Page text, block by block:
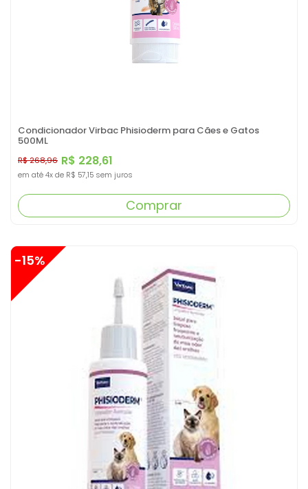
Condicionador Virbac Phisioderm para Cães e Gatos
500ML
R$ 228,61
R$ 268,96
em até 4x de R$ 57,15 sem juros
Comprar
-15%